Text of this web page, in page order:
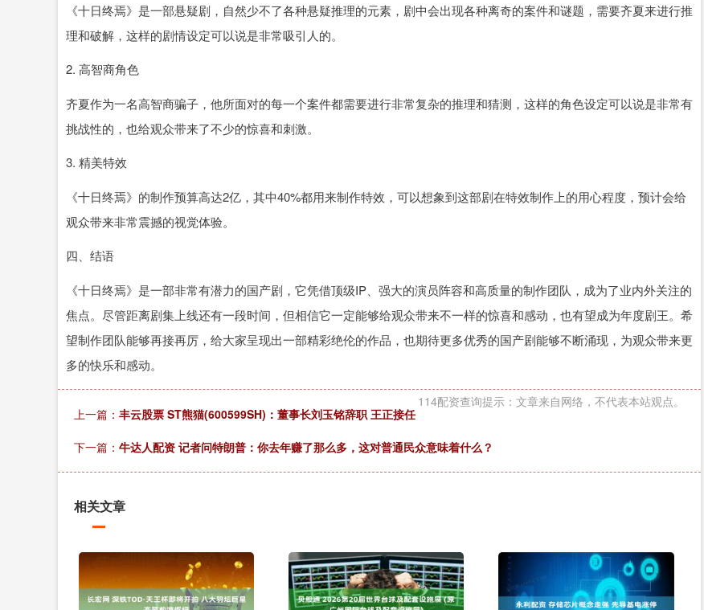
《十日终焉》是一部悬疑剧，自然少不了各种悬疑推理的元素，剧中会出现各种离奇的案件和谜题，需要齐夏来进行推
理和破解，这样的剧情设定可以说是非常吸引人的。
2. 高智商角色
齐夏作为一名高智商骗子，他所面对的每一个案件都需要进行非常复杂的推理和猜测，这样的角色设定可以说是非常有
挑战性的，也给观众带来了不少的惊喜和刺激。
3. 精美特效
《十日终焉》的制作预算高达2亿，其中40%都用来制作特效，可以想象到这部剧在特效制作上的用心程度，预计会给
观众带来非常震撼的视觉体验。
四、结语
《十日终焉》是一部非常有潜力的国产剧，它凭借顶级IP、强大的演员阵容和高质量的制作团队，成为了业内外关注的
焦点。尽管距离剧集上线还有一段时间，但相信它一定能够给观众带来不一样的惊喜和感动，也有望成为年度剧王。希
望制作团队能够再接再厉，给大家呈现出一部精彩绝伦的作品，也期待更多优秀的国产剧能够不断涌现，为观众带来更
多的快乐和感动。
114配资查询提示：文章来自网络，不代表本站观点。
上一篇： 丰云股票 ST熊猫(600599SH)：董事长刘玉铭辞职 王正接任
下一篇： 牛达人配资 记者问特朗普：你去年赚了那么多，这对普通民众意味着什么？
相关文章